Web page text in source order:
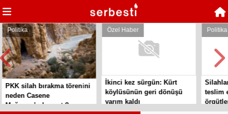
Politika
PKK silah bırakma törenini
neden Casene
Mağarası’nda yaptı?
Özel Haber
İkinci kez sürgün: Kürt
köylüsünün geri dönüşü
yarım kaldı
Politika
teslim